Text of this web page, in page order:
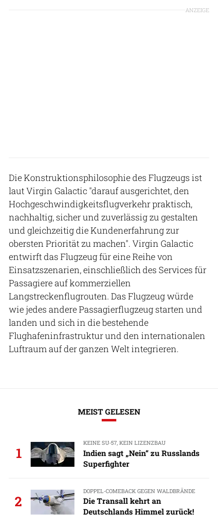
ANZEIGE
Die Konstruktionsphilosophie des Flugzeugs ist
laut Virgin Galactic "darauf ausgerichtet, den
Hochgeschwindigkeitsflugverkehr praktisch,
nachhaltig, sicher und zuverlässig zu gestalten
und gleichzeitig die Kundenerfahrung zur
obersten Priorität zu machen". Virgin Galactic
entwirft das Flugzeug für eine Reihe von
Einsatzszenarien, einschließlich des Services für
Passagiere auf kommerziellen
Langstreckenflugrouten. Das Flugzeug würde
wie jedes andere Passagierflugzeug starten und
landen und sich in die bestehende
Flughafeninfrastruktur und den internationalen
Luftraum auf der ganzen Welt integrieren.
MEIST GELESEN
1
KEINE SU-57, KEIN LIZENZBAU
Indien sagt „Nein“ zu Russlands
Superfighter
2
DOPPEL-COMEBACK GEGEN WALDBRÄNDE
Die Transall kehrt an
Deutschlands Himmel zurück!